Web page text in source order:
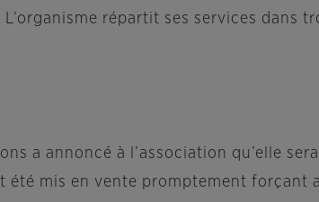
répartit ses services dans
a annoncé à l’association qu’elle
mis en vente promptement forçant